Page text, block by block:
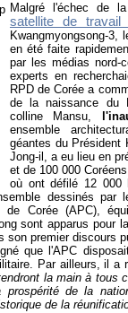
Malgré l'échec de
satellite de
Kwangmyongsong-3,
en été faite
par les médias nord-
experts en
RPD de Corée a
de la naissance du
colline Mansu,
ensemble
géantes du Président
Jong-il, a eu lieu en
et de 100 000
où ont défilé 12 000
dessinés par
Corée (APC),
sont apparus pour
premier discours
que l'APC
Par ailleurs, il a
la main à tous
de la
de la